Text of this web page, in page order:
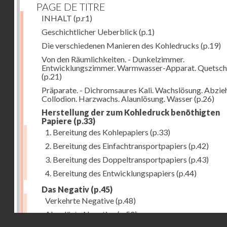
PAGE DE TITRE
INHALT (p.r1)
Geschichtlicher Ueberblick (p.1)
Die verschiedenen Manieren des Kohledrucks (p.19)
Von den Räumlichkeiten. - Dunkelzimmer.
Entwicklungszimmer. Warmwasser-Apparat.
(p.21)
Präparate. - Dichromsaures Kali. Wachslösung.
Collodion. Harzwachs. Alaunlösung. Wasser(p.26)
Herstellung der zum Kohledruck benöthigten
Papiere (p.33)
1. Bereitung des Kohlepapiers (p.33)
2. Bereitung des Einfachtransportpapiers (p.42)
3. Bereitung des Doppeltransportpapiers (p.43)
4. Bereitung des Entwicklungspapiers (p.44)
Das Negativ (p.45)
Verkehrte Negative(p.48)
Abgelöste Negative(p.50)